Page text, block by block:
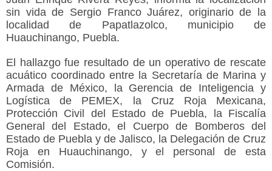
sin vida de Sergio Franco Juárez, originario de la
localidad de Papatlazolco, municipio de
Huauchinango, Puebla.
El hallazgo fue resultado de un operativo de rescate
acuático coordinado entre la Secretaría de Marina y
Armada de México, la Gerencia de Inteligencia y
Logística de PEMEX, la Cruz Roja Mexicana,
Protección Civil del Estado de Puebla, la Fiscalía
General del Estado, el Cuerpo de Bomberos del
Estado de Puebla y de Jalisco, la Delegación de Cruz
Roja en Huauchinango, y el personal de esta
Comisión.